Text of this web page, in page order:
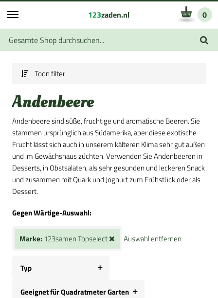
123zaden.nl 0
Toon filter
Andenbeere
Andenbeere sind süße, fruchtige und aromatische Beeren. Sie
stammen ursprünglich aus Südamerika, aber diese exotische
Frucht lässt sich auch in unserem kälteren Klima sehr gut außen
und im Gewächshaus züchten. Verwenden Sie Andenbeeren in
Desserts, in Obstsalaten, als sehr gesunden und leckeren Snack
und zusammen mit Quark und Joghurt zum Frühstück oder als
Dessert.
Gegen Wärtige-Auswahl:
Marke: 123samen Topselect Auswahl entfernen
Typ
Geeignet für Quadratmeter Garten